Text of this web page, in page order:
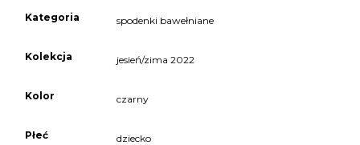
Kategoria spodenki bawełniane
Kolekcja jesień/zima 2022
Kolor czarny
Płeć dziecko